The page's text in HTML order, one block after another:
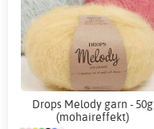
Drops Melody garn - 50g
(mohaireffekt)